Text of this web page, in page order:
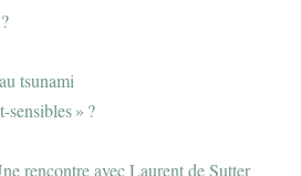
tsunami
sensibles » ?
rencontre avec Laurent de Sutter